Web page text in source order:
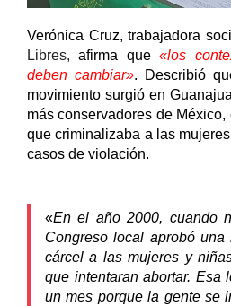
Verónica Cruz, trabajadora
Libres, afirma que «los
deben cambiar». Describió
movimiento surgió en
más conservadores de
que criminalizaba a las
casos de violación.
«En el año 2000, cuando
Congreso local aprobó
cárcel a las mujeres y
que intentaran abortar. Esa
un mes porque la gente se